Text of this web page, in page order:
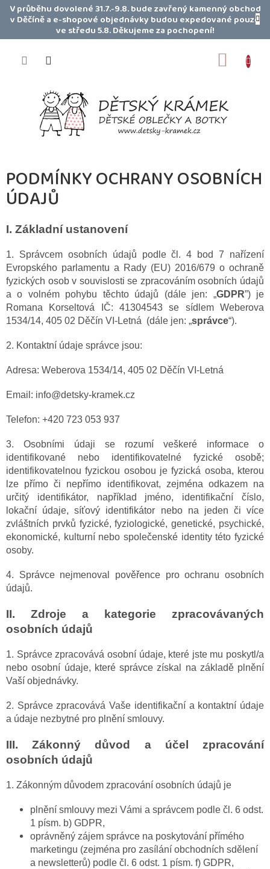
PřejítV průběhu dovolené 31.7.-9.8. bude zavřený kamenný obchod
v Děčíně a e-shopové objednávky budou expedované pouze
ve středu 5.8. Děkujeme za pochopení!
PODMÍNKY OCHRANY OSOBNÍCH
ÚDAJŮ
I. Základní ustanovení
1. Správcem osobních údajů podle čl. 4 bod 7 nařízení
Evropského parlamentu a Rady (EU) 2016/679 o ochraně
fyzických osob v souvislosti se zpracováním osobních údajů
a o volném pohybu těchto údajů (dále jen: „GDPR”) je
Romana Korseltová IČ: 41304543 se sídlem Weberova
1534/14, 405 02 Děčín VI-Letná (dále jen: „správce“).
2. Kontaktní údaje správce jsou:
Adresa: Weberova 1534/14, 405 02 Děčín VI-Letná
Email: info@detsky-kramek.cz
Telefon: +420 723 053 937
3. Osobními údaji se rozumí veškeré informace o
identifikované nebo identifikovatelné fyzické osobě;
identifikovatelnou fyzickou osobou je fyzická osoba, kterou
lze přímo či nepřímo identifikovat, zejména odkazem na
určitý identifikátor, například jméno, identifikační číslo,
lokační údaje, síťový identifikátor nebo na jeden či více
zvláštních prvků fyzické, fyziologické, genetické, psychické,
ekonomické, kulturní nebo společenské identity této fyzické
osoby.
4. Správce nejmenoval pověřence pro ochranu osobních
údajů.
II. Zdroje a kategorie zpracovávaných
osobních údajů
1. Správce zpracovává osobní údaje, které jste mu poskytl/a
nebo osobní údaje, které správce získal na základě plnění
Vaší objednávky.
2. Správce zpracovává Vaše identifikační a kontaktní údaje
a údaje nezbytné pro plnění smlouvy.
III.Zákonný důvod a účel zpracování
osobních údajů
1. Zákonným důvodem zpracování osobních údajů je
plnění smlouvy mezi Vámi a správcem podle čl. 6 odst.
1 písm. b) GDPR,
oprávněný zájem správce na poskytování přímého
marketingu (zejména pro zasílání obchodních sdělení
a newsletterů) podle čl. 6 odst. 1 písm. f) GDPR,